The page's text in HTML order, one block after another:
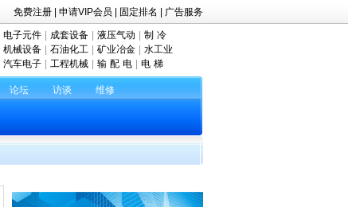
免费注册 申请VIP会员 固定排名 广告服务
电子元件 成套设备 液压气动
制 冷
机械设备 石油化工 矿业冶金
水工业
汽车电子 工程机械 输 配 电 电 梯
论坛 访谈 维修